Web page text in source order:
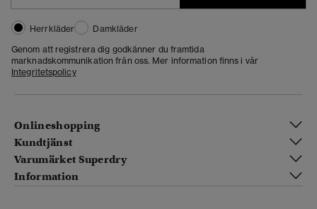
Herrkläder
Damkläder
Genom att registrera dig godkänner du framtida
marknadskommunikation från oss. Mer information finns i vår
Integritetspolicy
Onlineshopping
Kundtjänst
Varumärket Superdry
Information